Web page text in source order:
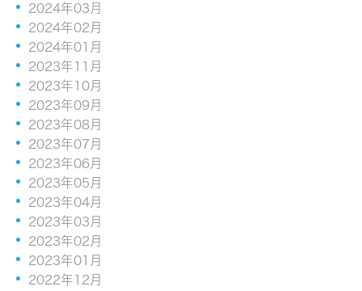
2024年03月
2024年02月
2024年01月
2023年11月
2023年10月
2023年09月
2023年08月
2023年07月
2023年06月
2023年05月
2023年04月
2023年03月
2023年02月
2023年01月
2022年12月